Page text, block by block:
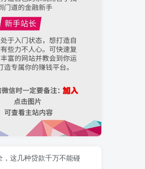
，这几种贷款千万不能碰